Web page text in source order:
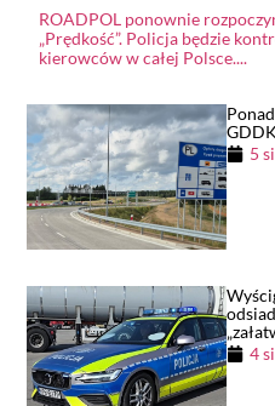
ROADPOL ponownie
„Prędkość”. Policja będzie
kierowców w całej Polsce....
5
4